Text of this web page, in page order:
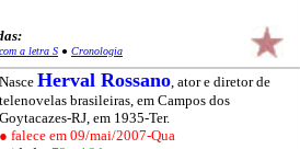
com a letra S ● Cronologia
Nasce Herval Rossano, ator e diretor de
telenovelas brasileiras, em Campos dos
Goytacazes-RJ, em 1935-Ter.
● falece em 09/mai/2007-Qua